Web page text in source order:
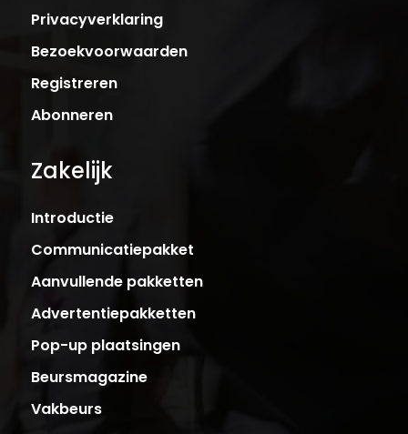
Privacyverklaring
Bezoekvoorwaarden
Registreren
Abonneren
Zakelijk
Introductie
Communicatiepakket
Aanvullende pakketten
Advertentiepakketten
Pop-up plaatsingen
Beursmagazine
Vakbeurs